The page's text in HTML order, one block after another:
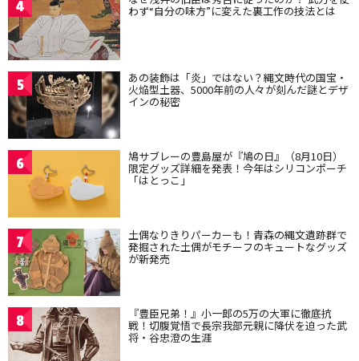
4 わず“自分の味方”に変えた裏工作の技法とは
5 あの装飾は「炎」ではない？縄文時代の国宝・
火焔型土器、5000年前の人々が刻んだ謎とデザ
インの秘密
6 鳩サブレーの豊島屋が『鳩の日』（8月10日）
限定グッズ詳細を発表！今年はシリコンポーチ
「はとっこ」
7 土偶なりきりパーカーも！青森の縄文遺跡群で
発掘された土偶がモチーフのキュートなグッズ
が新発売
8 『豊臣兄弟！』小一郎の5万の大軍に徹底抗
戦！切腹覚悟で長宗我部元親に降伏を迫った武
将・谷忠澄の生涯